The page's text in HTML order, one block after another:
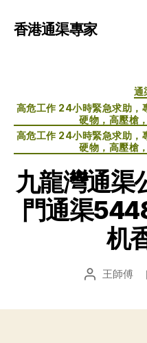
香港通渠專家
通
高危工作 24小時緊急求助，
硬物，高壓槍
高危工作 24小時緊急求助，
硬物，高壓槍
九龍灣通渠
門通渠
机
文 王師傅